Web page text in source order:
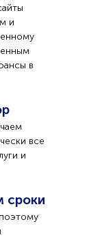
и
в
все
и
сроки